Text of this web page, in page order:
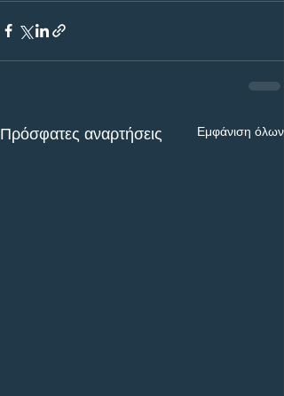
Πρόσφατες αναρτήσεις Εμφάνιση όλων